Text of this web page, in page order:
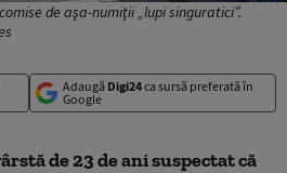
de aşa-numiţii „lupi singuratici”.
Adaugă Digi24ca sursă preferată în
Google
de 23 de ani suspectat că